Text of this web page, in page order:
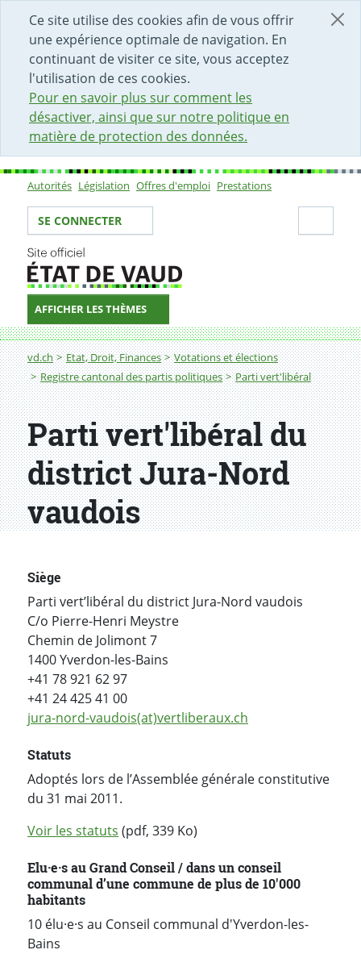
Ce site utilise des cookies afin de vous offrir
une expérience optimale de navigation. En
continuant de visiter ce site, vous acceptez
l'utilisation de ces cookies.
Pour en savoir plus sur comment les
désactiver, ainsi que sur notre politique en
matière de protection des données.
DÉBUT DU CONTENU DE LA PAGE
ACCÈS AU CHAMP DE RECHERCHE
PAGE D'ACCUEIL
FORMULAIRE DE CONTACT
Sous-navigation
Autorités Législation Offres d'emploi Prestations
Votre identité
SE CONNECTER
AFFICHER LES THÈMES
Fil d'Ariane
vd.ch Etat, Droit, Finances
Votations et élections
Registre cantonal des partis politiques
Parti vert'libéral
Parti vert'libéral du district Jura-Nord vaudois
Parti vert'libéral du
district Jura-Nord
vaudois
Siège
Parti vert’libéral du district Jura-Nord vaudois
C/o Pierre-Henri Meystre
Chemin de Jolimont 7
1400 Yverdon-les-Bains
+41 78 921 62 97
+41 24 425 41 00
jura-nord-vaudois(at)vertliberaux.ch
Statuts
Adoptés lors de l’Assemblée générale constitutive
du 31 mai 2011.
Voir les statuts (pdf, 339 Ko)
Elu·e·s au Grand Conseil / dans un conseil
communal d’une commune de plus de 10'000
habitants
10 élu·e·s au Conseil communal d'Yverdon-les-
Bains